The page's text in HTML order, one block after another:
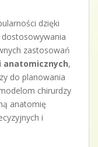
dzięki
zastosowań
anatomicznych,
do planowania
chirurdzy
anatomię
i